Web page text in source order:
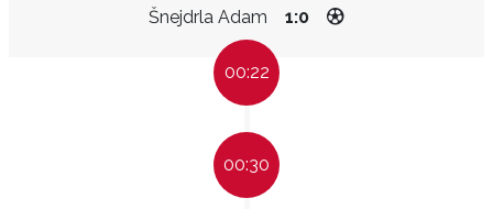
Šnejdrla Adam 1:0
00:22
00:30